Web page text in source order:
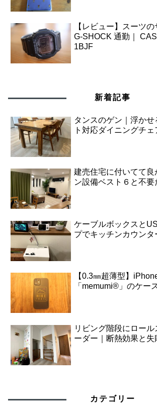
【レビュー】スーツ
G-SHOCK 通勤｜
1BJF
新着記事
タンスのゲン｜浮かせ
ト対応ダイニングチェ
建売住宅に付いてて良
ン設備ベスト６と不
ケーブルボックスと
プでキッチンカウンタ
【0.3㎜超薄型】
「memumi®」のケー
リビング階段にロー
ーダー｜断熱効果と失
カテゴリー